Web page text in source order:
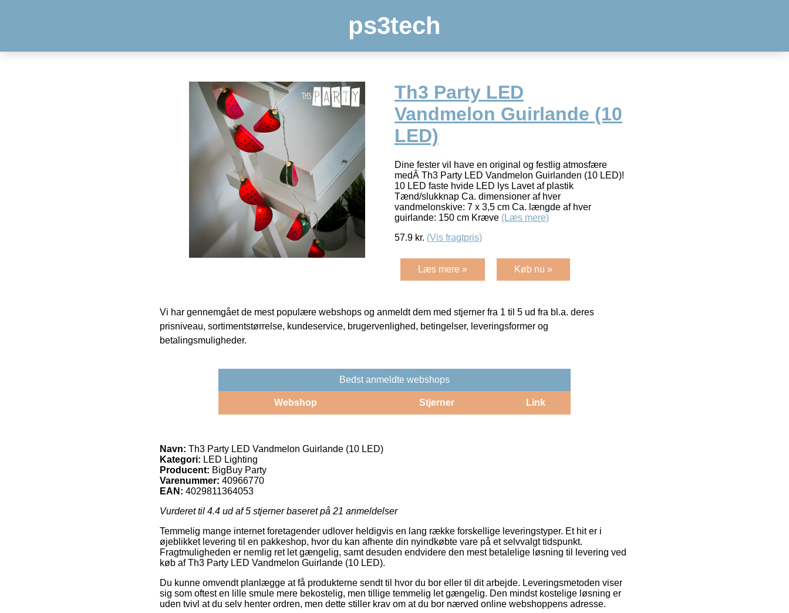
ps3tech
Th3 Party LED
Vandmelon Guirlande (10
LED)
Dine fester vil have en original og festlig atmosfære
medÂ Th3 Party LED Vandmelon Guirlanden (10 LED)!
10 LED faste hvide LED lys Lavet af plastik
Tænd/slukknap Ca. dimensioner af hver
vandmelonskive: 7 x 3,5 cm Ca. længde af hver
guirlande: 150 cm Kræve (Læs mere)
57.9 kr. (Vis fragtpris)
Læs mere » Køb nu »
Vi har gennemgået de mest populære webshops og anmeldt dem med stjerner fra 1 til 5 ud fra bl.a. deres
prisniveau, sortimentstørrelse, kundeservice, brugervenlighed, betingelser, leveringsformer og
betalingsmuligheder.
Bedst anmeldte webshops
Webshop Stjerner Link
Navn: Th3 Party LED Vandmelon Guirlande (10 LED)
Kategori: LED Lighting
Producent: BigBuy Party
Varenummer: 40966770
EAN: 4029811364053
Vurderet til 4.4 ud af 5 stjerner baseret på 21 anmeldelser
Temmelig mange internet foretagender udlover heldigvis en lang række forskellige leveringstyper. Et hit er i
øjeblikket levering til en pakkeshop, hvor du kan afhente din nyindkøbte vare på et selvvalgt tidspunkt.
Fragtmuligheden er nemlig ret let gængelig, samt desuden endvidere den mest betalelige løsning til levering ved
køb af Th3 Party LED Vandmelon Guirlande (10 LED).
Du kunne omvendt planlægge at få produkterne sendt til hvor du bor eller til dit arbejde. Leveringsmetoden viser
sig som oftest en lille smule mere bekostelig, men tillige temmelig let gængelig. Den mindst kostelige løsning er
uden tvivl at du selv henter ordren, men dette stiller krav om at du bor nærved online webshoppens adresse.